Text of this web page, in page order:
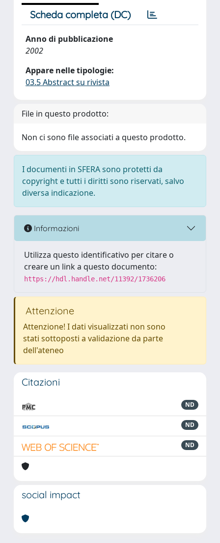
Scheda completa (DC)
Anno di pubblicazione
2002
Appare nelle tipologie:
03.5 Abstract su rivista
File in questo prodotto:
Non ci sono file associati a questo prodotto.
I documenti in SFERA sono protetti da
copyright e tutti i diritti sono riservati, salvo
diversa indicazione.
Informazioni
Utilizza questo identificativo per citare o
creare un link a questo documento:
https://hdl.handle.net/11392/1736206
Attenzione
Attenzione! I dati visualizzati non sono
stati sottoposti a validazione da parte
dell'ateneo
Citazioni
ND
ND
ND
social impact